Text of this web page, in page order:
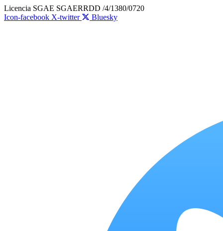
Ir
al
Licencia SGAE SGAERRDD /4/1380/0720
Icon-facebook X-twitter Bluesky